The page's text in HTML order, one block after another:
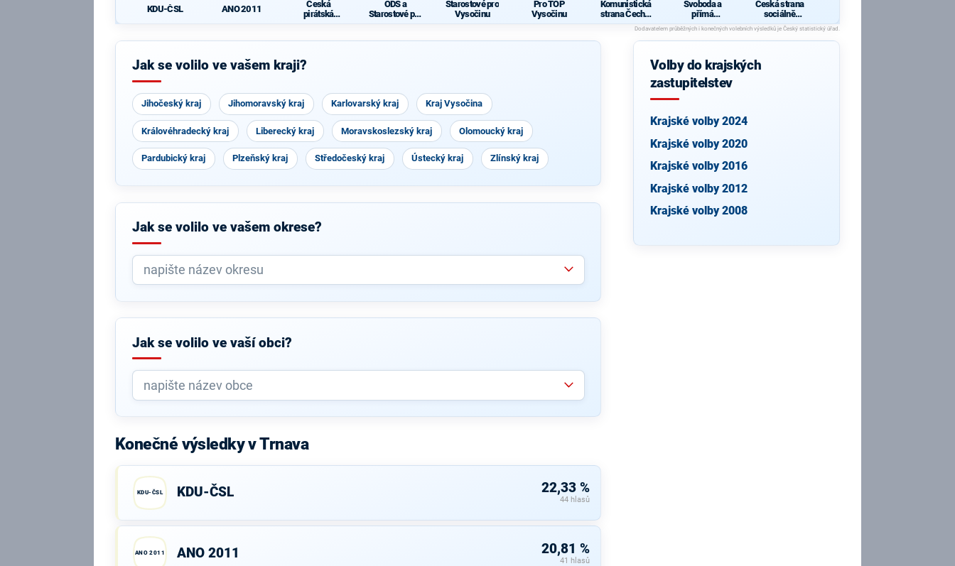
KDU-ČSL ANO 2011
Česká
pirátská
ODS a
Starostové pro
Starostové pro
Vysočinu
Pro TOP
Vysočinu
Komunistická
strana Čech a
Moravy
Svoboda a
přímá
demokracie
(SPD)
Česká strana
sociálně
demokratická
Jak se volilo ve vašem kraji?
Jihočeský kraj Jihomoravský kraj Karlovarský kraj Kraj Vysočina
Královéhradecký kraj Liberecký kraj Moravskoslezský kraj Olomoucký kraj
Pardubický kraj Plzeňský kraj Středočeský kraj Ústecký kraj Zlínský kraj
Jak se volilo ve vašem okrese?
Jak se volilo ve vaší obci?
Konečné výsledky v Trnava
KDU-ČSL KDU-ČSL 22,33 %
44 hlasů
ANO 2011 ANO 2011 20,81 %
41 hlasů
Volby do krajských
zastupitelstev
Krajské volby 2024
Krajské volby 2020
Krajské volby 2016
Krajské volby 2012
Krajské volby 2008